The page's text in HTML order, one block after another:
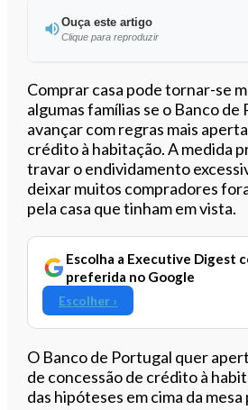
Ouça este artigo
Clique para reproduzir
Ouvir este
Comprar casa pode tornar-se
algumas famílias se o Banco de
avançar com regras mais
crédito à habitação. A medida
travar o endividamento
deixar muitos compradores
pela casa que tinham em vista.
Escolha a Executive Digest
preferida no Google
Escolher ›
O Banco de Portugal quer
de concessão de crédito à
das hipóteses em cima da mesa